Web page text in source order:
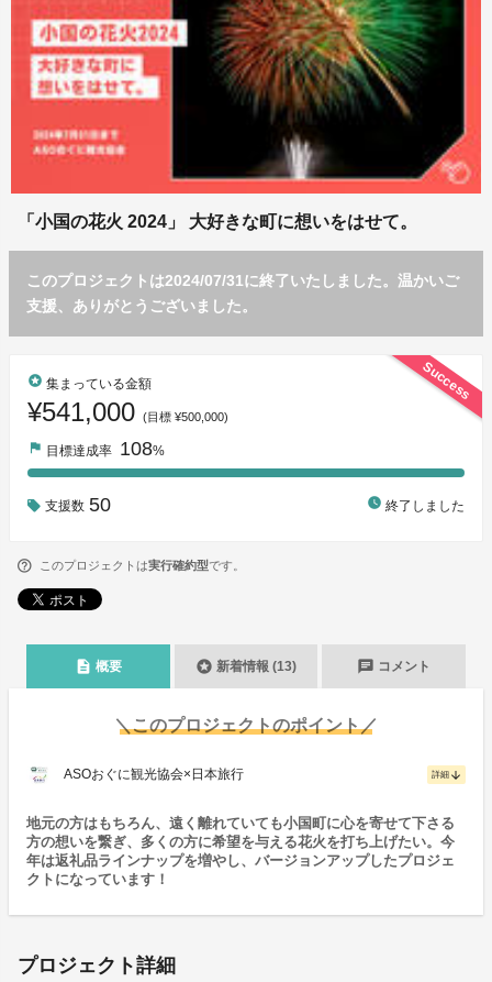
「小国の花火 2024」 大好きな町に想いをはせて。
このプロジェクトは2024/07/31に終了いたしました。温かいご
支援、ありがとうございました。
Success
stars 集まっている金額
¥541,000 (目標 ¥500,000)
flag 目標達成率 108%
支援数 50 watch_later 終了しました
このプロジェクトは実行確約型です。
description 概要 stars 新着情報 (13) chat コメント
＼このプロジェクトのポイント／
ASOおぐに観光協会×日本旅行 詳細 arrow_downward
地元の方はもちろん、遠く離れていても小国町に心を寄せて下さる
方の想いを繋ぎ、多くの方に希望を与える花火を打ち上げたい。今
年は返礼品ラインナップを増やし、バージョンアップしたプロジェ
クトになっています！
プロジェクト詳細